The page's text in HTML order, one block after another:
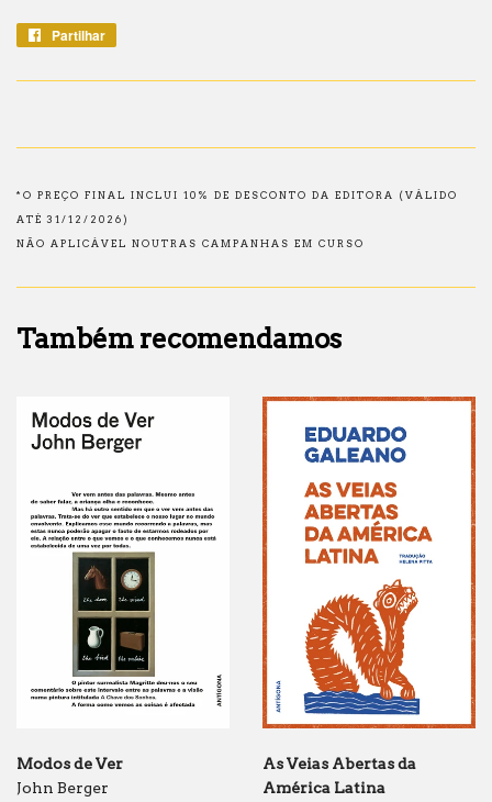
Partilhar
Facebook
*O PREÇO FINAL INCLUI 10% DE DESCONTO DA EDITORA (VÁLIDO
ATÉ 31/12/2026)
NÃO APLICÁVEL NOUTRAS CAMPANHAS EM CURSO
Também recomendamos
Modos de Ver
John Berger
As Veias Abertas da
América Latina